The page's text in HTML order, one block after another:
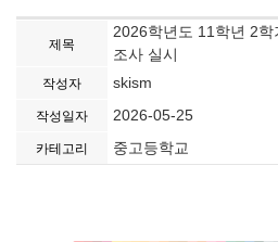
제목
2026학년도 11학년 2
조사 실시
작성자 skism
작성일자 2026-05-25
카테고리 중고등학교